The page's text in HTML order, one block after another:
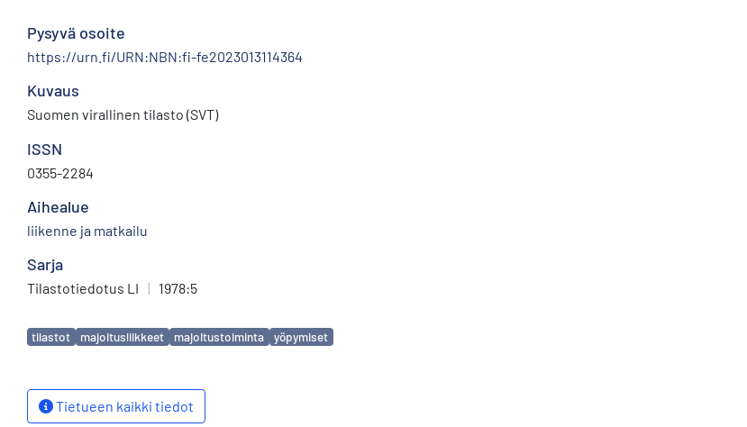
Pysyvä osoite
https://urn.fi/URN:NBN:fi-fe2023013114364
Kuvaus
Suomen virallinen tilasto (SVT)
ISSN
0355-2284
Aihealue
liikenne ja matkailu
Sarja
Tilastotiedotus LI | 1978:5
Avainsanat
tilastot majoitusliikkeet majoitustoiminta yöpymiset
Tietueen kaikki tiedot